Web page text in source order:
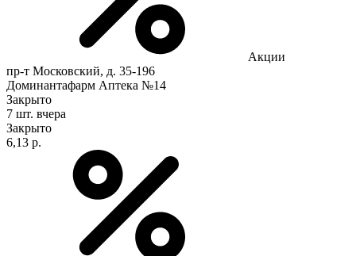
Акции
пр-т Московский, д. 35-196
Доминантафарм Аптека №14
Закрыто
7 шт. вчера
Закрыто
6,13 р.